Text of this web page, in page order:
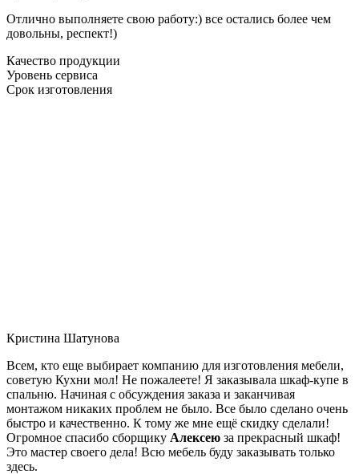
Отлично выполняете свою работу:) все остались более чем
довольны, респект!)
Качество продукции
Уровень сервиса
Срок изготовления
Кристина Шатунова
Всем, кто еще выбирает компанию для изготовления мебели,
советую Кухни мол! Не пожалеете! Я заказывала шкаф-купе в
спальню. Начиная с обсуждения заказа и заканчивая
монтажом никаких проблем не было. Все было сделано очень
быстро и качественно. К тому же мне ещё скидку сделали!
Огромное спасибо сборщику Алексею за прекрасный шкаф!
Это мастер своего дела! Всю мебель буду заказывать только
здесь.